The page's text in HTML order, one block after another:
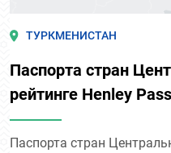
ТУРКМЕНИСТАН
Паспорта стран
рейтинге Henley
Паспорта стран